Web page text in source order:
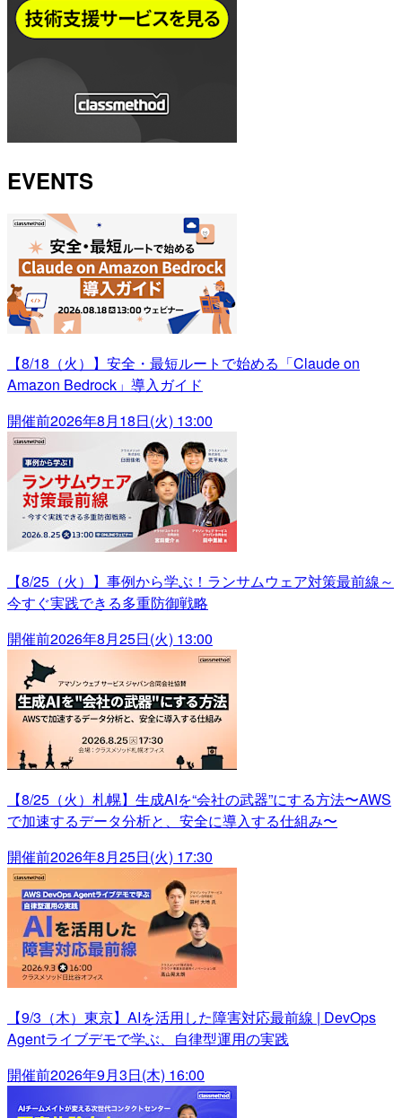
EVENTS
【8/18（火）】安全・最短ルートで始める「Claude on
Amazon Bedrock」導入ガイド
開催前2026年8月18日(火) 13:00
【8/25（火）】事例から学ぶ！ランサムウェア対策最前線～
今すぐ実践できる多重防御戦略
開催前2026年8月25日(火) 13:00
【8/25（火）札幌】生成AIを“会社の武器”にする方法〜AWS
で加速するデータ分析と、安全に導入する仕組み〜
開催前2026年8月25日(火) 17:30
【9/3（木）東京】AIを活用した障害対応最前線 | DevOps
Agentライブデモで学ぶ、自律型運用の実践
開催前2026年9月3日(木) 16:00